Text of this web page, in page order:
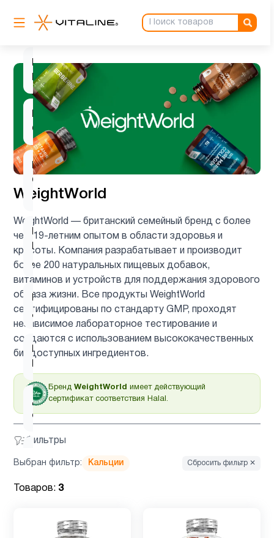
WeightWorld
WeightWorld — британский семейный бренд с более
чем 19-летним опытом в области здоровья и
красоты. Компания разрабатывает и производит
более 200 натуральных пищевых добавок,
витаминов и устройств для поддержания здорового
образа жизни. Все продукты WeightWorld
сертифицированы по стандарту GMP, проходят
независимое лабораторное тестирование и
создаются с использованием высококачественных
биодоступных ингредиентов.
Бренд WeightWorld имеет действующий
сертификат соответствия Halal.
Фильтры
продукт
Витамин
B
2
Витамин
C
2
Витамин
C для
детей
Витамин
D для
детей
Витамин
д3
Гинкго
1
Детская
омега 3
омега 3
Детские
Выбран фильтр: Кальции Сбросить фильтр ✕
Товаров: 3